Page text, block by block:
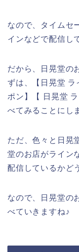
なので、タイムセ
インなどで配信し
だから、日晃堂の
ずは、【日晃堂 ラ
ポン】【 日晃堂
べてみることにし
ただ、色々と日晃
堂のお店がライン
配信しているかど
なので、日晃堂の
べていきますね♪